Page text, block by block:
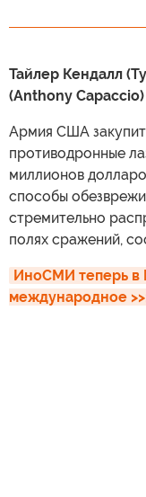
Тайлер Кендалл
(Anthony Capaccio)
Армия США
противодронные
миллионов
способы
стремительно
полях сражений,
ИноСМИ теперь в
международное